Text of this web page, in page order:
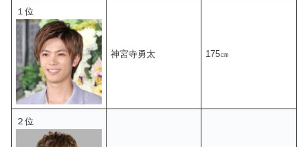
１位
神宮寺勇太 175㎝
２位